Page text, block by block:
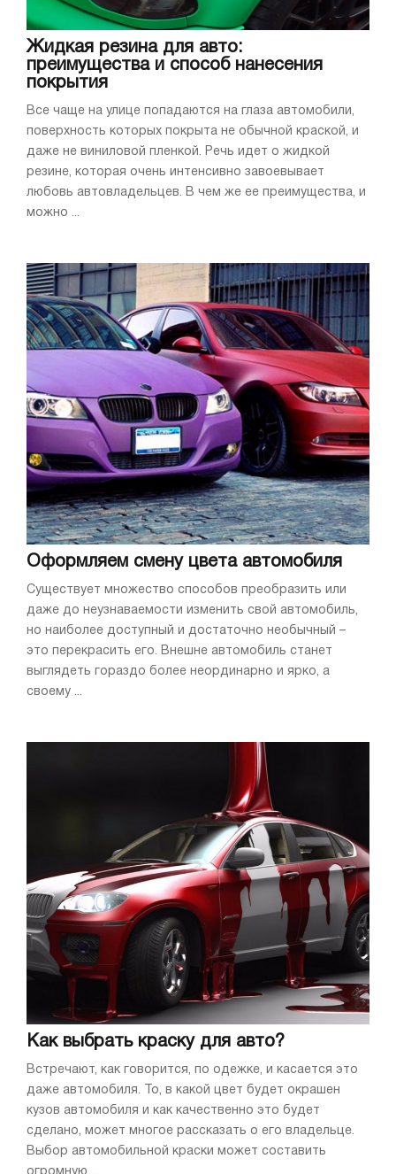
Жидкая резина для авто:
преимущества и способ нанесения
покрытия
Все чаще на улице попадаются на глаза автомобили,
поверхность которых покрыта не обычной краской, и
даже не виниловой пленкой. Речь идет о жидкой
резине, которая очень интенсивно завоевывает
любовь автовладельцев. В чем же ее преимущества, и
можно ...
Оформляем смену цвета автомобиля
Существует множество способов преобразить или
даже до неузнаваемости изменить свой автомобиль,
но наиболее доступный и достаточно необычный –
это перекрасить его. Внешне автомобиль станет
выглядеть гораздо более неординарно и ярко, а
своему ...
Как выбрать краску для авто?
Встречают, как говорится, по одежке, и касается это
даже автомобиля. То, в какой цвет будет окрашен
кузов автомобиля и как качественно это будет
сделано, может многое рассказать о его владельце.
Выбор автомобильной краски может составить